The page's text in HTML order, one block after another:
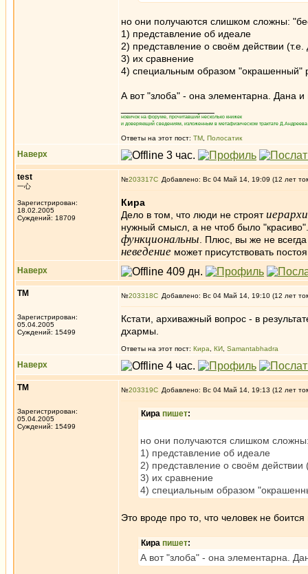
но они получаются слишком сложны:
1) представление об идеале
2) представление о своём действии
3) их сравнение
4) специальным образом "окрашенный"
А вот "злоба" - она элементарна. Дана и
новичок на форуме, прочитавший несколько книжек
и доверяющий сведениям, изложенным в метафизическом трактате
Ответы на этот пост: ТМ Полосатик
Наверх
test
一心
Зарегистрирован:
18.02.2005
Суждений: 18709
№203317 Добавлено: Вс 04 Май 14, 19:09 (12 лет
Кира
Дело в том, что люди не строят
нужный смысл, а не чтоб было
функциональны . Плюс, вы же не
неведение может присутствовать
Наверх
ТМ
Зарегистрирован:
05.04.2005
Суждений: 15499
№203318 Добавлено: Вс 04 Май 14, 19:10 (12 лет
Кстати, архиважный вопрос - в
дхармы.
Ответы на этот пост: Кира КИ Samantabhadra
Наверх
ТМ
Зарегистрирован:
05.04.2005
Суждений: 15499
№203319 Добавлено: Вс 04 Май 14, 19:13 (12 лет
Кира пишет:
но они получаются слишком
1) представление об идеале
2) представление о своём
3) их сравнение
4) специальным образом
Это вроде про то, что человек не
Кира пишет:
А вот "злоба" - она элементарна.